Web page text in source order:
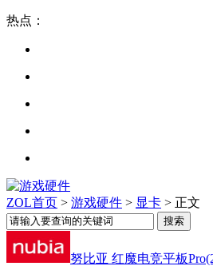
热点：
ZOL首页 > 游戏硬件 > 显卡 > 正文
努比亚 红魔电竞平板